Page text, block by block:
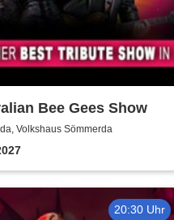
Bee Gees Show
Volkshaus Sömmerda
20:30 Uhr